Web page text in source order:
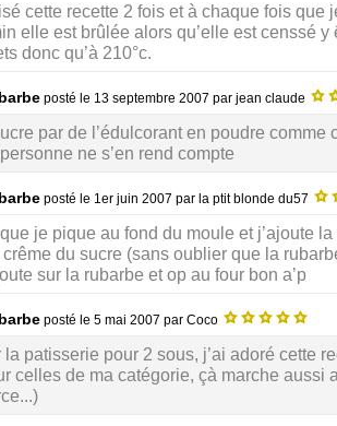
cette recette 2 fois et à chaque fois que
elle est brûlée alors qu’elle est censsé y
donc qu’à 210°c.
posté le 13 septembre 2007 par jean claude
par de l’édulcorant en poudre comme
ne s’en rend compte
posté le 1er juin 2007 par la ptit blonde du57
je pique au fond du moule et j’ajoute
du sucre (sans oublier que la
sur la rubarbe et op au four bon a’p
posté le 5 mai 2007 par Coco
la patisserie pour 2 sous, j’ai adoré cette
celles de ma catégorie, çà marche aussi